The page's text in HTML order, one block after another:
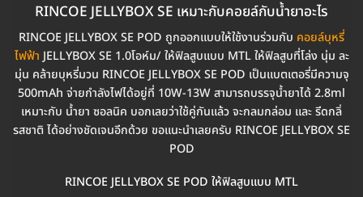
RINCOE JELLYBOX SE เหมาะกับคอยล์กับน้ำยาอะไร
RINCOE JELLYBOX SE POD ถูกออกแบบให้ใช้งานร่วมกับ คอยล์บุหรี่
ไฟฟ้า JELLYBOX SE 1.0โอห์ม/ ให้ฟิลสูบแบบ MTL ให้ฟิลสูบที่โล่ง นุ่ม ละ
มุ่น คล้ายบุหรี่มวน RINCOE JELLYBOX SE POD เป็นแบตเตอรี่มีความจุ
500mAh จ่ายกำลังไฟได้อยู่ที่ 10W-13W สามารถบรรจุน้ำยาได้ 2.8ml
เหมาะกับ น้ำยา ซอลนิค บอกเลยว่าใช้คู่กันแล้ว จะกลมกล่อม และ รีดกลิ่
รสชาติ ได้อย่างชัดเจนอีกด้วย ขอแนะนำเลยครับ RINCOE JELLYBOX SE
POD
RINCOE JELLYBOX SE POD ให้ฟิลสูบแบบ MTL